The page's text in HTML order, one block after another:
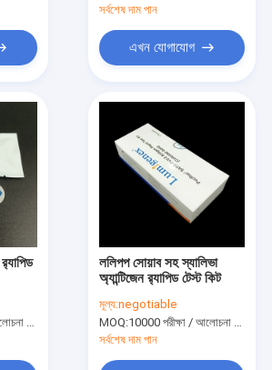
করুন
সর্বশেষ দাম পান
এখন যোগাযোগ
ললিপপ সোয়াব সহ স্যালিভা
অ্যান্টিজেন র‌্যাপিড টেস্ট কিট
মূল্য:negotiable
MOQ:10000 পরীক্ষা / আলোচনা সাপেক্ষে
সর্বশেষ দাম পান